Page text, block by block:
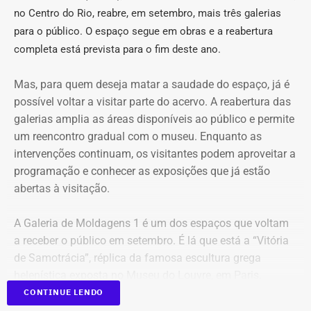
atribuída ao perfil @buziosnuecru. Outras seis são do
@buziosinformacoes, quatro do @acorda_buziosrj, duas
do @fofoca_na_calcada e as demais estão distribuídas
Na petição inicial, a gestão municipal afirma que os perfis
empregam “estética pseudojornalística”, manchetes
conclusivas, memes, montagens e acusações por
associação para repercutir temas relacionados a
hospitais, contratos, obras, programas públicos e agentes
municipais. Além disso, o Executivo também alerta que a
contas diferentes poderia produzir uma aparência
artificial de confirmação. A ação pretende descobrir se as
páginas são independentes ou se compartilham
meios de pagamento ou uma estrutura coordenada.
no Centro do Rio, reabre, em setembro, mais três galerias
para o público. O espaço segue em obras e a reabertura
completa está prevista para o fim deste ano.
Mas, para quem deseja matar a saudade do espaço, já é
possível voltar a visitar parte do acervo. A reabertura das
galerias amplia as áreas disponíveis ao público e permite
um reencontro gradual com o museu. Enquanto as
intervenções continuam, os visitantes podem aproveitar a
programação e conhecer as exposições que já estão
abertas à visitação.
A Galeria de Moldagens 1 é um dos espaços que voltam
a receber o público em setembro. É lá que está a “Vitória
de Samotrácia”, réplica da famosa escultura grega
CONTINUE LENDO